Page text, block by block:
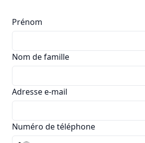
Prénom
Nom de famille
Adresse e-mail
Numéro de téléphone